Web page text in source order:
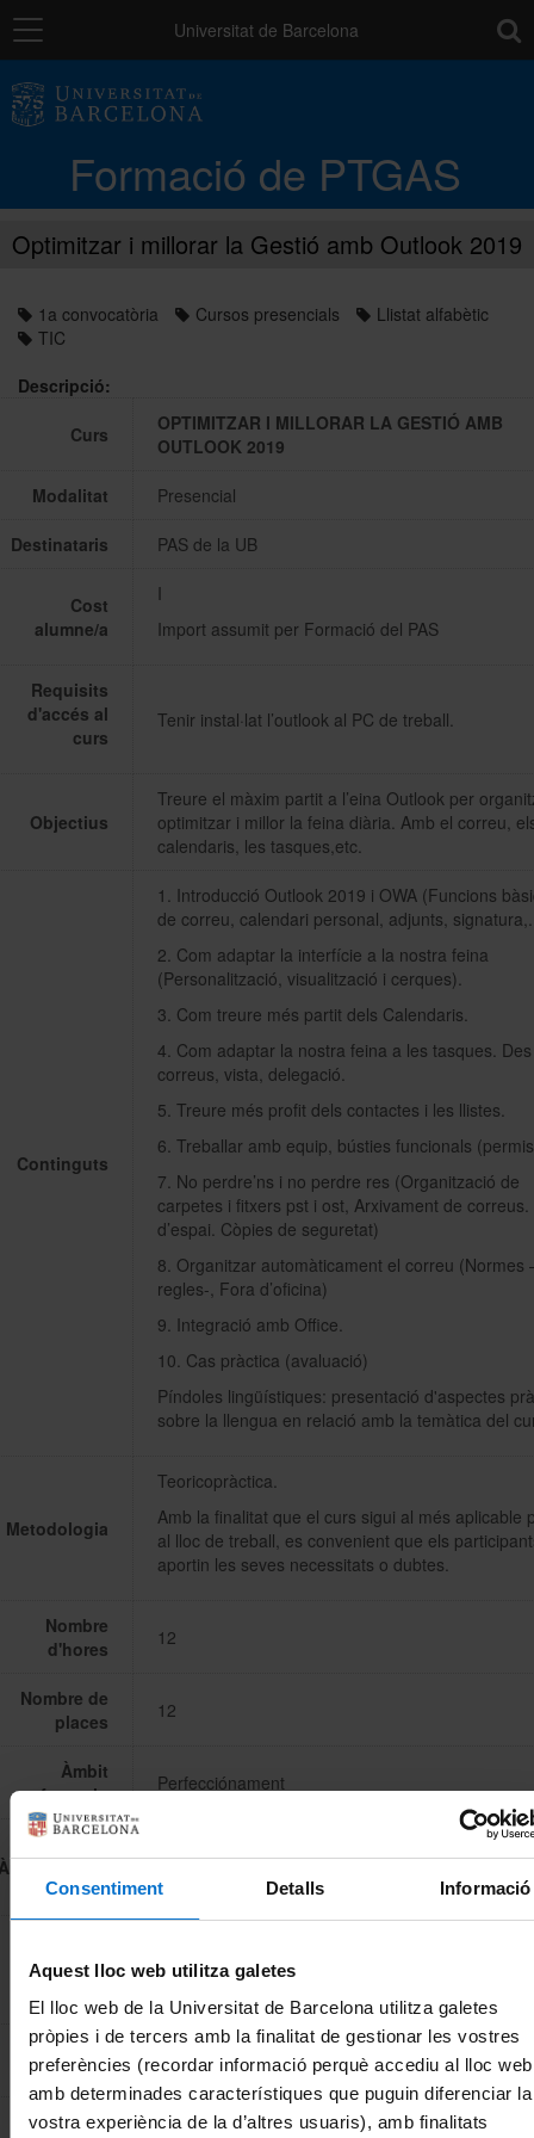
Consentiment Detalls Informació
Aquest lloc web utilitza galetes
El lloc web de la Universitat de Barcelona utilitza galetes
pròpies i de tercers amb la finalitat de gestionar les vostres
preferències (recordar informació perquè accediu al lloc web
amb determinades característiques que puguin diferenciar la
vostra experiència de la d’altres usuaris), amb finalitats
Navegació Universitat de Barcelona
Formació de PTGAS
Catàleg de la formació del PTGAS
Autoaprenentatge
Optimitzar i millorar la Gestió amb Outlook 2019
1a convocatòria Cursos presencials
Llistat alfabètic
TIC
Descripció:
Curs
OPTIMITZAR I MILLORAR LA GESTIÓ AMB
OUTLOOK 2019
Modalitat Presencial
Destinataris PAS de la UB
Cost
alumne/a
I
Import assumit per Formació del PAS
Requisits
d'accés al
curs
Tenir instal·lat l’outlook al PC de treball.
Objectius
Treure el màxim partit a l’eina Outlook per
optimitzar i millor la feina diària. Amb el correu,
calendaris, les tasques,etc.
Continguts
1. Introducció Outlook 2019 i OWA (Funcions
de correu, calendari personal, adjunts,
2. Com adaptar la interfície a la nostra feina
(Personalització, visualització i cerques).
3. Com treure més partit dels Calendaris.
4. Com adaptar la nostra feina a les tasques.
correus, vista, delegació.
5. Treure més profit dels contactes i les llistes.
6. Treballar amb equip, bústies funcionals
7. No perdre’ns i no perdre res (Organització de
carpetes i fitxers pst i ost, Arxivament de
d’espai. Còpies de seguretat)
8. Organitzar automàticament el correu (Normes
regles-, Fora d’oficina)
9. Integració amb Office.
10. Cas pràctica (avaluació)
Píndoles lingüístiques: presentació d'aspectes
sobre la llengua en relació amb la temàtica del
Metodologia
Teoricopràctica.
Amb la finalitat que el curs sigui al més aplicable
al lloc de treball, es convenient que els
aportin les seves necessitats o dubtes.
Nombre
d'hores
12
Nombre de
places
12
Àmbit
formatiu
Perfecciónament
temàtica
Subàrees: Organització
Certificat
Quedarà constància de la realització d'aquesta
formativa al currículum personal.
Nombre
d'edicions
2
Píndola lingüística de vint minuts per presentar